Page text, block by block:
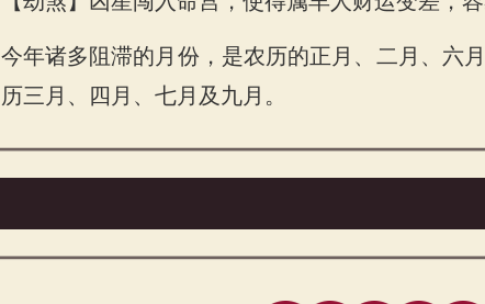
今年诸多阻滞的月份，是农历的正月、二月、六
历三月、四月、七月及九月。